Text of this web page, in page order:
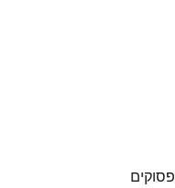
פסוקים